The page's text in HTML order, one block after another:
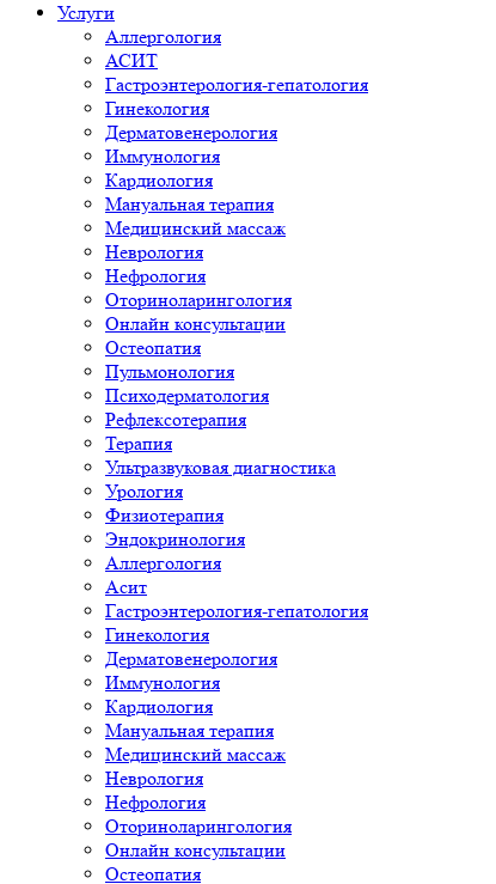
Услуги
Аллергология
АСИТ
Гастроэнтерология-гепатология
Гинекология
Дерматовенерология
Иммунология
Кардиология
Мануальная терапия
Медицинский массаж
Неврология
Нефрология
Оториноларингология
Онлайн консультации
Остеопатия
Пульмонология
Психодерматология
Рефлексотерапия
Терапия
Ультразвуковая диагностика
Урология
Физиотерапия
Эндокринология
Аллергология
Асит
Гастроэнтерология-гепатология
Гинекология
Дерматовенерология
Иммунология
Кардиология
Мануальная терапия
Медицинский массаж
Неврология
Нефрология
Оториноларингология
Онлайн консультации
Остеопатия